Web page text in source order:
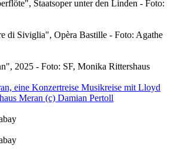
Staatsoper unter den Linden - Foto:
di Siviglia", Opèra Bastille - Foto: Agathe
2025 - Foto: SF, Monika Rittershaus
eine Konzertreise Musikreise mit Lloyd
Meran (c) Damian Pertoll